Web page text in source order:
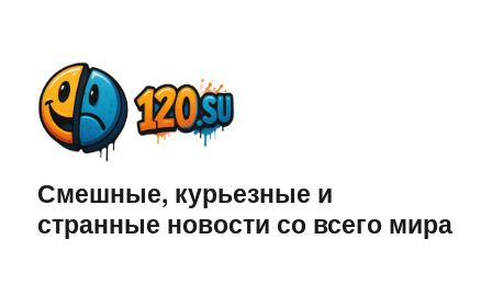
Смешные, курьезные и
странные новости со всего мира